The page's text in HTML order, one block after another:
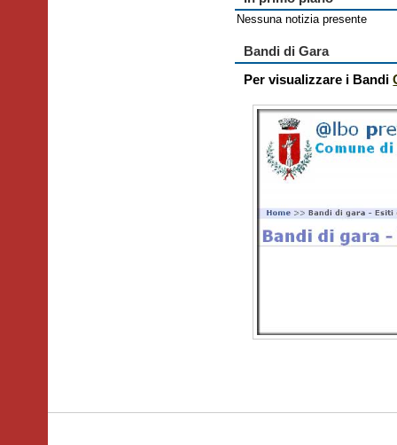
Nessuna notizia presente
Bandi di Gara
Per visualizzare i Bandi